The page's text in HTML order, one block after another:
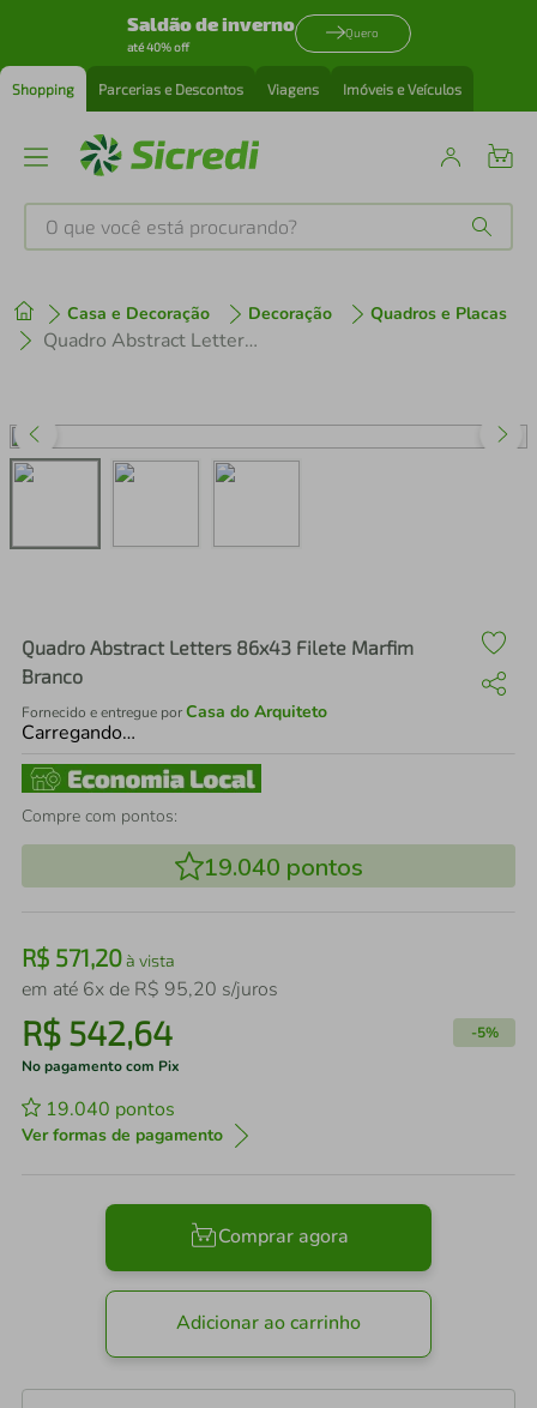
Saldão de inverno
até 40% off
Quero
Shopping Parcerias e Descontos Viagens Imóveis e Veículos
O que você está procurando?
Casa e Decoração Decoração Quadros e Placas
Quadro Abstract Letters 86x43 Filete Marfim Branco
Quadro Abstract Letters 86x43 Filete Marfim
Branco
Fornecido e entregue porCasa do Arquiteto
Carregando…
Compre com pontos:
19.040 pontos
R$ 571,20à vista
em até 6x de R$ 95,20 s/juros
R$ 542,64 -5%
No pagamento com Pix
19.040 pontos
Ver formas de pagamento
Comprar agora
Adicionar ao carrinho
1º tenis
perfume